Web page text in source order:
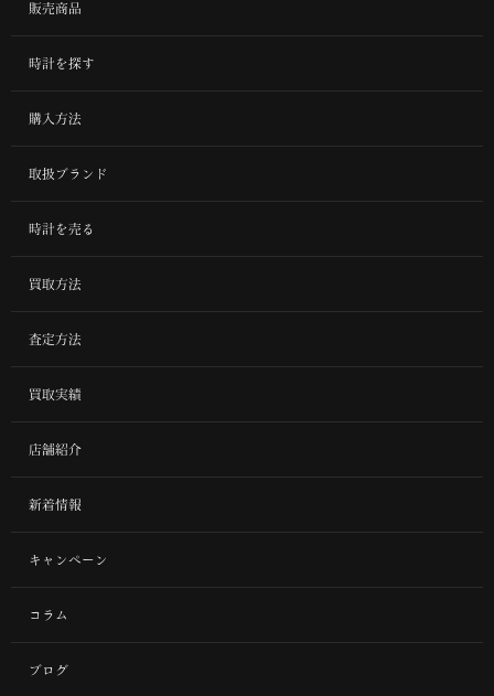
販売商品
時計を探す
購入方法
取扱ブランド
時計を売る
買取方法
査定方法
買取実績
店舗紹介
新着情報
キャンペーン
コラム
ブログ